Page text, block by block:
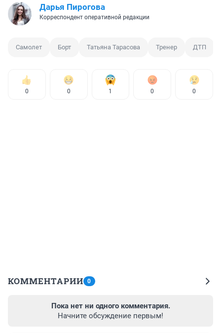
Дарья Пирогова
Корреспондент оперативной редакции
Самолет Борт Татьяна Тарасова Тренер ДТП
0 0 1 0 0
КОММЕНТАРИИ 0
Пока нет ни одного комментария.
Начните обсуждение первым!